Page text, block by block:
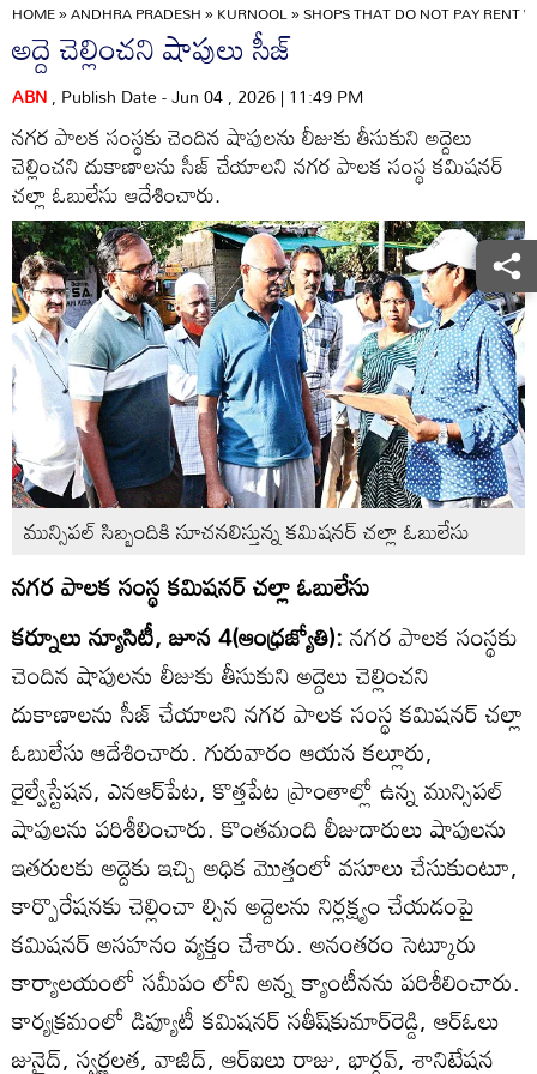
HOME»ANDHRA PRADESH»KURNOOL»SHOPS THAT DO NOT PAY RENT
అద్దె చెల్లించని షాపులు సీజ్‌
ABN, Publish Date - Jun 04 , 2026 | 11:49 PM
నగర పాలక సంస్థకు చెందిన షాపులను లీజుకు తీసుకుని అద్దెలు
చెల్లించని దుకాణాలను సీజ్‌ చేయాలని నగర పాలక సంస్థ కమిషనర్‌
చల్లా ఓబులేసు ఆదేశించారు.
మున్సిపల్‌ సిబ్బందికి సూచనలిస్తున్న కమిషనర్‌ చల్లా ఓబులేసు
నగర పాలక సంస్థ కమిషనర్‌ చల్లా ఓబులేసు
కర్నూలు న్యూసిటీ, జూన 4(ఆంధ్రజ్యోతి):నగర పాలక సంస్థకు
చెందిన షాపులను లీజుకు తీసుకుని అద్దెలు చెల్లించని
దుకాణాలను సీజ్‌ చేయాలని నగర పాలక సంస్థ కమిషనర్‌ చల్లా
ఓబులేసు ఆదేశించారు. గురువారం ఆయన కల్లూరు,
రైల్వేస్టేషన, ఎనఆర్‌పేట, కొత్తపేట ప్రాంతాల్లో ఉన్న మున్సిపల్‌
షాపులను పరిశీలించారు. కొంతమంది లీజుదారులు షాపులను
ఇతరులకు అద్దెకు ఇచ్చి అధిక మొత్తంలో వసూలు చేసుకుంటూ,
కార్పొరేషనకు చెల్లించా ల్సిన అద్దెలను నిర్లక్ష్యం చేయడంపై
కమిషనర్‌ అసహనం వ్యక్తం చేశారు. అనంతరం సెట్కూరు
కార్యాలయంలో సమీపం లోని అన్న క్యాంటీనను పరిశీలించారు.
కార్యక్రమంలో డిప్యూటీ కమిషనర్‌ సతీష్‌కుమార్‌రెడ్డి, ఆర్‌ఓలు
జునైద్‌, స్వర్ణలత, వాజిద్‌, ఆర్‌ఐలు రాజు, భార్గవ్‌, శానిటేషన